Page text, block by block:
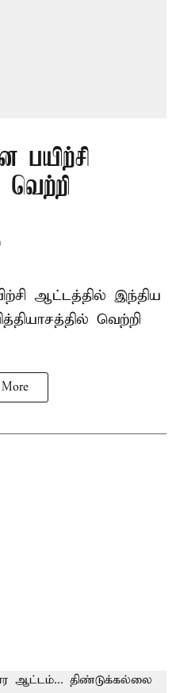
பயிற்சி
ஆட்டத்தில் இந்திய
வெற்றி